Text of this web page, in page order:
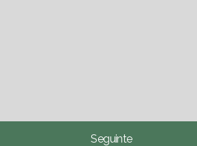
Seguinte